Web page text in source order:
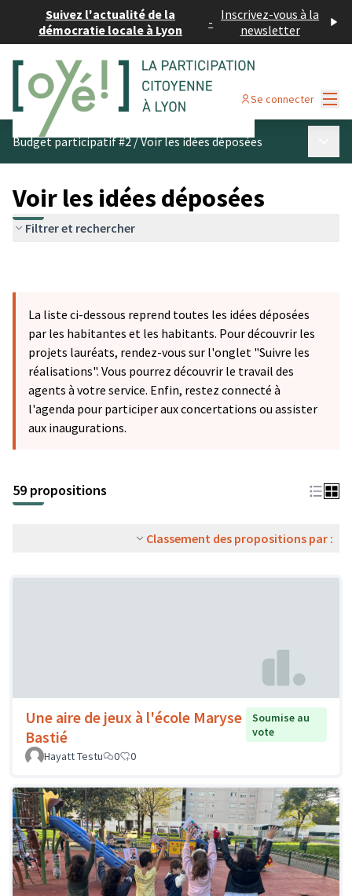
Suivez l'actualité de la
démocratie locale à Lyon
- Inscrivez-vous à la
newsletter
Se connecter
Budget participatif #2/Voir les idées déposées
Voir les idées déposées
Filtrer et rechercher
La liste ci-dessous reprend toutes les idées déposées
par les habitantes et les habitants. Pour découvrir les
projets lauréats, rendez-vous sur l'onglet "Suivre les
réalisations". Vous pourrez découvrir le travail des
agents à votre service. Enfin, restez connecté à
l'agenda pour participer aux concertations ou assister
aux inaugurations.
59 propositions
Classement des propositions par :
Une aire de jeux à l'école Maryse
Bastié
Soumise au
vote
Hayatt Testu
0 0